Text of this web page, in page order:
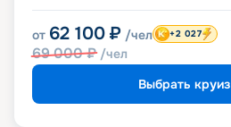
от 62 100 ₽ /чел
69 000₽ /чел
+2 027
Выбрать круиз